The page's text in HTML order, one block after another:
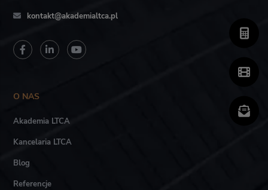
kontakt@akademialtca.pl
O NAS
Akademia LTCA
Kancelaria LTCA
Blog
Referencje